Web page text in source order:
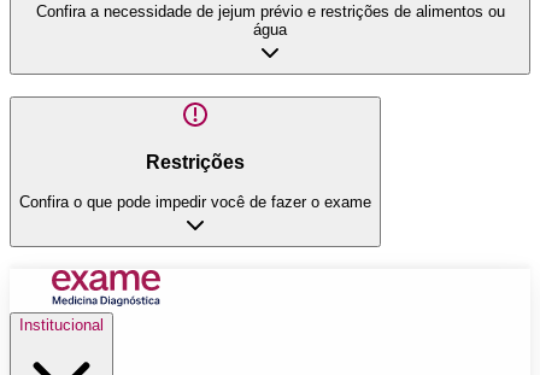
Confira a necessidade de jejum prévio e restrições de alimentos ou
água
Restrições
Confira o que pode impedir você de fazer o exame
Institucional